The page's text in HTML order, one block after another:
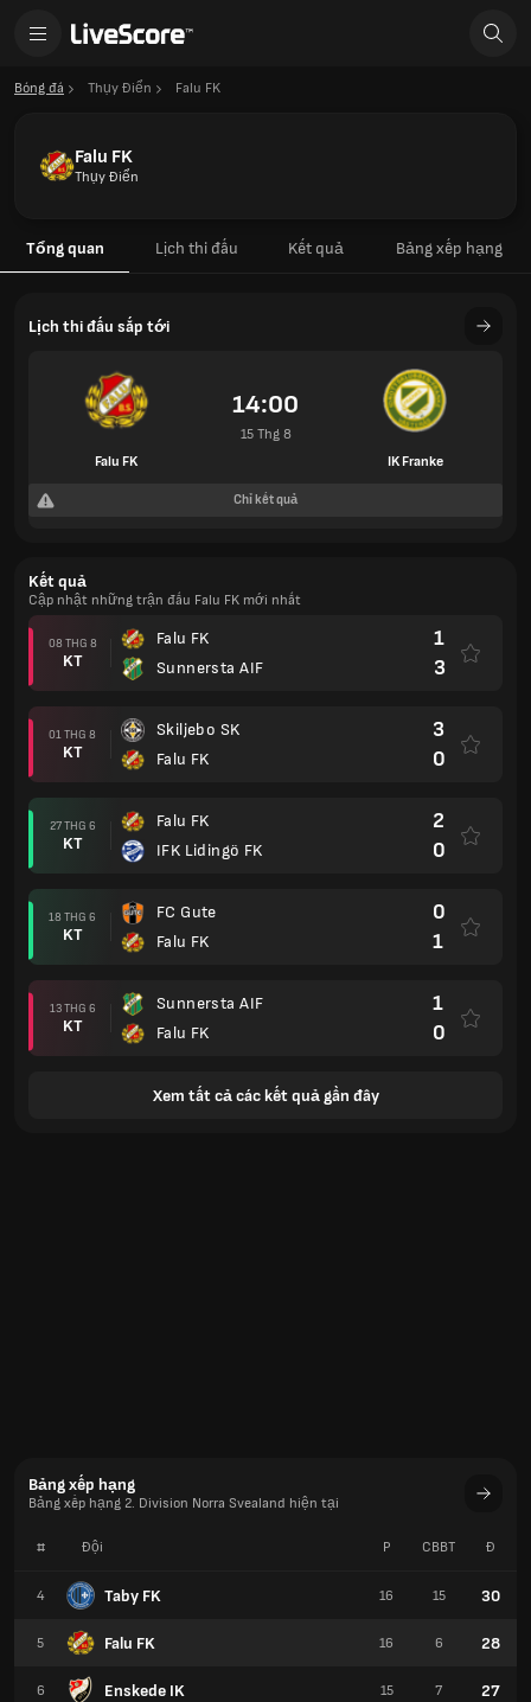
Bóng đá Thụy Điển Falu FK
Falu FK
Thụy Điển
Tổng quan Lịch thi đấu Kết quả Bảng xếp hạng
Lịch thi đấu sắp tới
Falu FK
14:00
15 Thg 8
IK Franke
Chỉ kết quả
Kết quả
Cập nhật những trận đấu Falu FK mới nhất
08 THG 8
KT
Falu FK
Sunnersta AIF
1
3
01 THG 8
KT
Skiljebo SK
Falu FK
3
0
27 THG 6
KT
Falu FK
IFK Lidingö FK
2
0
18 THG 6
KT
FC Gute
Falu FK
0
1
13 THG 6
KT
Sunnersta AIF
Falu FK
1
0
Xem tất cả các kết quả gần đây
Bảng xếp hạng
Bảng xếp hạng 2. Division Norra Svealand hiện tại
# Đội
4 Taby FK
5 Falu FK
6 Enskede IK
P CBBT Đ
16 15 30
16 6 28
15 7 27